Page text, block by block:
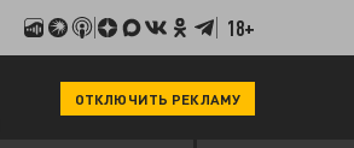
18+
ОТКЛЮЧИТЬ РЕКЛАМУ